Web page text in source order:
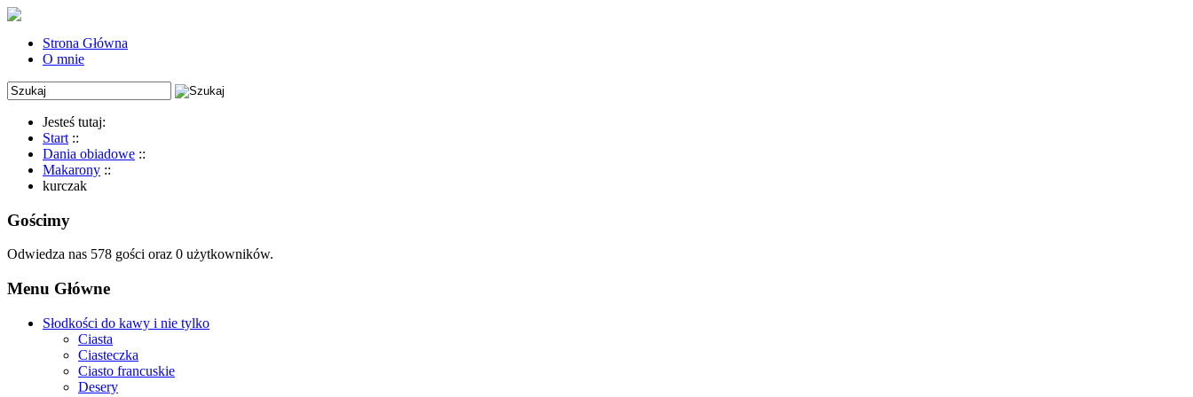
Strona Główna
O mnie
Jesteś tutaj:
Start ::
Dania obiadowe ::
Makarony ::
kurczak
Gościmy
Odwiedza nas 578 gości oraz 0 użytkowników.
Menu Główne
Słodkości do kawy i nie tylko
Ciasta
Ciasteczka
Ciasto francuskie
Desery